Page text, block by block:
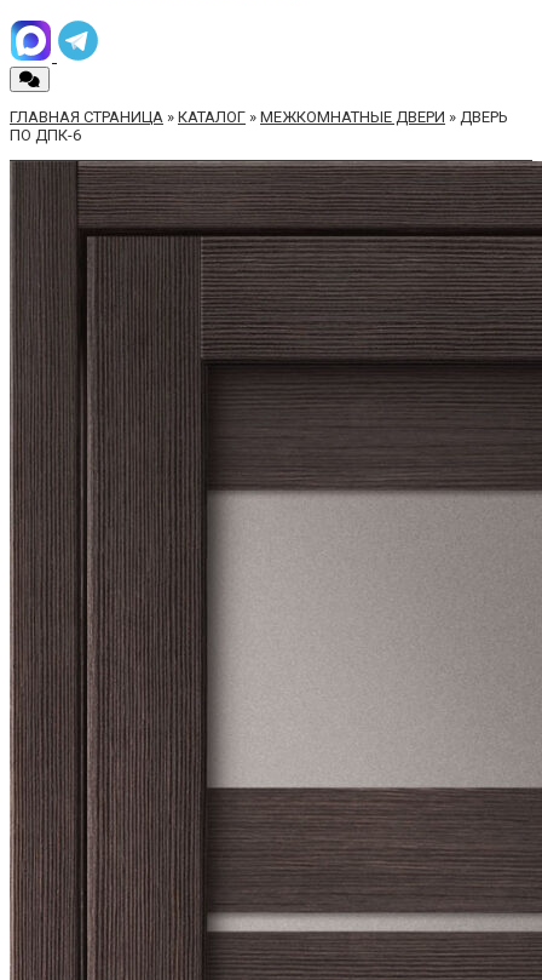
ГЛАВНАЯ СТРАНИЦА » КАТАЛОГ » МЕЖКОМНАТНЫЕ ДВЕРИ » ДВЕРЬ
ПО ДПК-6